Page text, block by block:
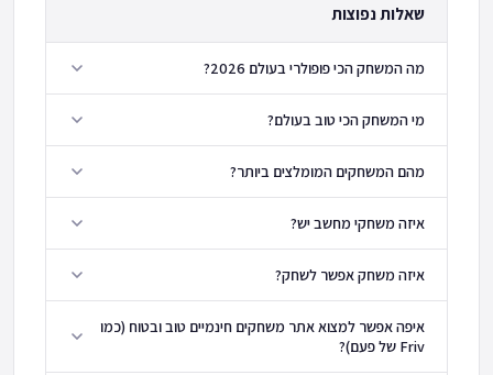
שאלות נפוצות
מה המשחק הכי פופולרי בעולם 2026?
מי המשחק הכי טוב בעולם?
מהם המשחקים המומלצים ביותר?
איזה משחקי מחשב יש?
איזה משחק אפשר לשחק?
איפה אפשר למצוא אתר משחקים חינמיים טוב ובטוח (כמו
Friv של פעם)?